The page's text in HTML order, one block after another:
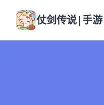
仗剑传说|手游